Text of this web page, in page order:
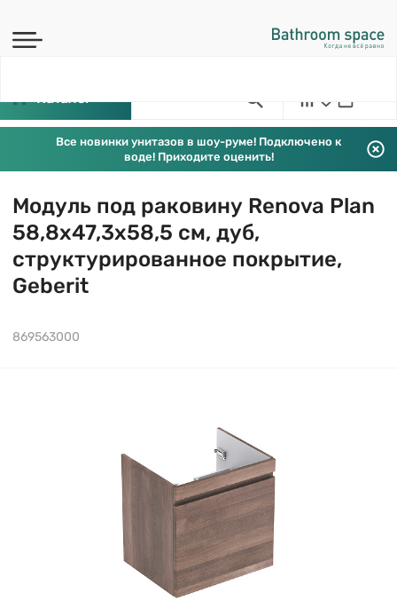
Каталог
Все новинки унитазов в шоу-руме! Подключено к
воде! Приходите оценить!
Модуль под раковину Renova Plan
58,8х47,3х58,5 см, дуб,
структурированное покрытие,
Geberit
869563000